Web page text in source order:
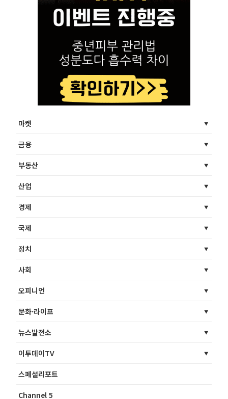
마켓
금융
부동산
산업
경제
국제
정치
사회
오피니언
문화·라이프
뉴스발전소
이투데이TV
스페셜리포트
Channel 5